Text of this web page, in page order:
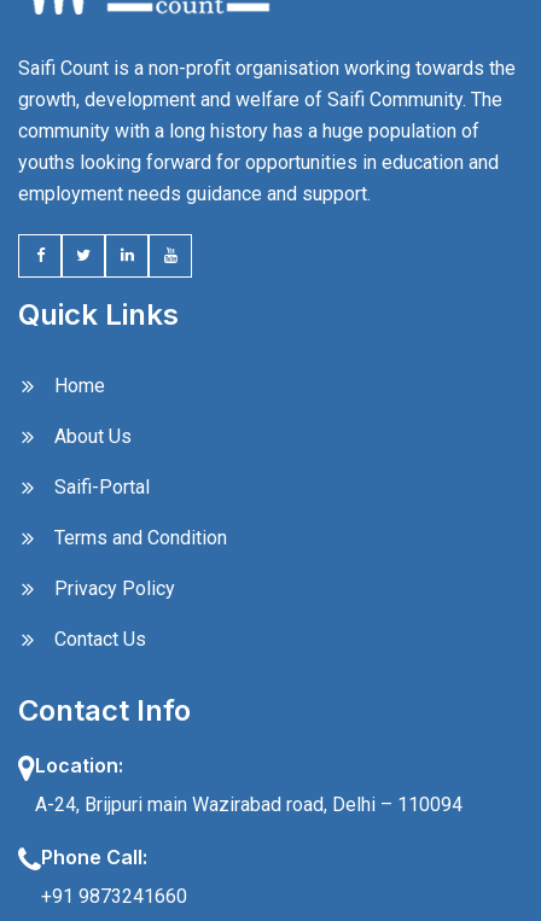
Saifi Count is a non-profit organisation working towards the
growth, development and welfare of Saifi Community. The
community with a long history has a huge population of
youths looking forward for opportunities in education and
employment needs guidance and support.
Quick Links
Home
About Us
Saifi-Portal
Terms and Condition
Privacy Policy
Contact Us
Contact Info
Location:
A-24, Brijpuri main Wazirabad road, Delhi – 110094
Phone Call:
+91 9873241660